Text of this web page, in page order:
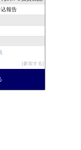
報告
参加する